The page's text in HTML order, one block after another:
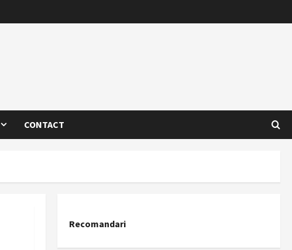
CONTACT
Recomandari